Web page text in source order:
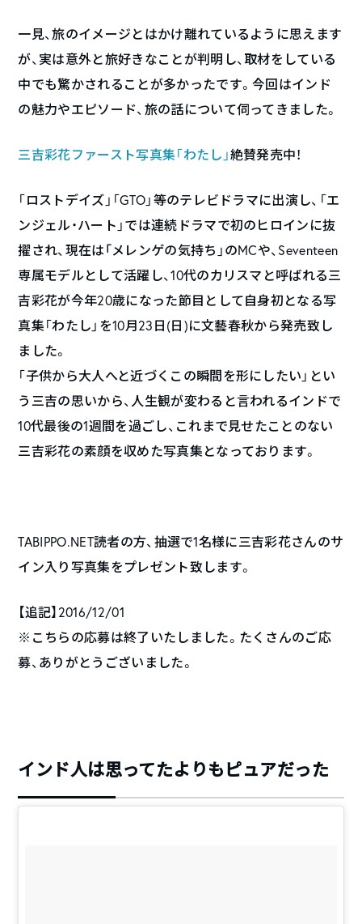
一見、旅のイメージとはかけ離れているように思えます
が、実は意外と旅好きなことが判明し、取材をしている
中でも驚かされることが多かったです。今回はインド
の魅力やエピソード、旅の話について伺ってきました。
三吉彩花ファースト写真集「わたし」絶賛発売中！
「ロストデイズ」「GTO」等のテレビドラマに出演し、「エ
ンジェル・ハート」では連続ドラマで初のヒロインに抜
擢され、現在は｢メレンゲの気持ち」のMCや、Seventeen
専属モデルとして活躍し、10代のカリスマと呼ばれる三
吉彩花が今年20歳になった節目として自身初となる写
真集「わたし」を10月23日(日)に文藝春秋から発売致し
ました。
「子供から大人へと近づくこの瞬間を形にしたい」とい
う三吉の思いから、人生観が変わると言われるインドで
10代最後の1週間を過ごし、これまで見せたことのない
三吉彩花の素顔を収めた写真集となっております。
TABIPPO.NET読者の方、抽選で1名様に三吉彩花さんのサ
イン入り写真集をプレゼント致します。
【追記】2016/12/01
※こちらの応募は終了いたしました。たくさんのご応
募、ありがとうございました。
インド人は思ってたよりもピュアだった